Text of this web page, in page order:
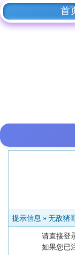
首
提示信息 »无敌猪
请直接登
如果您已